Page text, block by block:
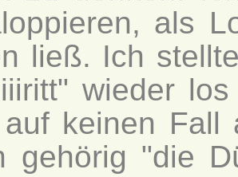
als
ließ. Ich
wieder
keinen Fall
gehörig "die